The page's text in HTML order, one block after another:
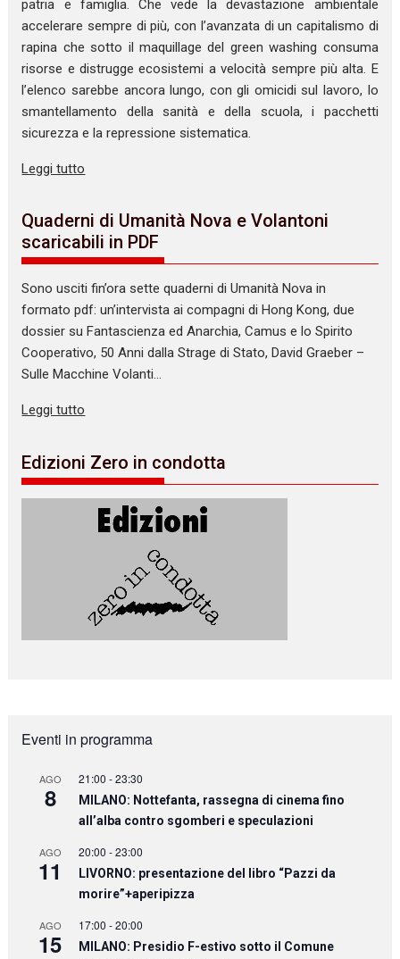
patria e famiglia. Che vede la devastazione ambientale
accelerare sempre di più, con l’avanzata di un capitalismo di
rapina che sotto il maquillage del green washing consuma
risorse e distrugge ecosistemi a velocità sempre più alta. E
l’elenco sarebbe ancora lungo, con gli omicidi sul lavoro, lo
smantellamento della sanità e della scuola, i pacchetti
sicurezza e la repressione sistematica.
Leggi tutto
Quaderni di Umanità Nova e Volantoni
scaricabili in PDF
Sono usciti fin’ora sette quaderni di Umanità Nova in
formato pdf: un’intervista ai compagni di Hong Kong, due
dossier su Fantascienza ed Anarchia, Camus e lo Spirito
Cooperativo, 50 Anni dalla Strage di Stato, David Graeber –
Sulle Macchine Volanti…
Leggi tutto
Edizioni Zero in condotta
Eventi in programma
AGO
8
21:00 -23:30
MILANO: Nottefanta, rassegna di cinema fino
all’alba contro sgomberi e speculazioni
AGO
11
20:00 -23:00
LIVORNO: presentazione del libro “Pazzi da
morire”+aperipizza
AGO
15
17:00 -20:00
MILANO: Presidio F-estivo sotto il Comune